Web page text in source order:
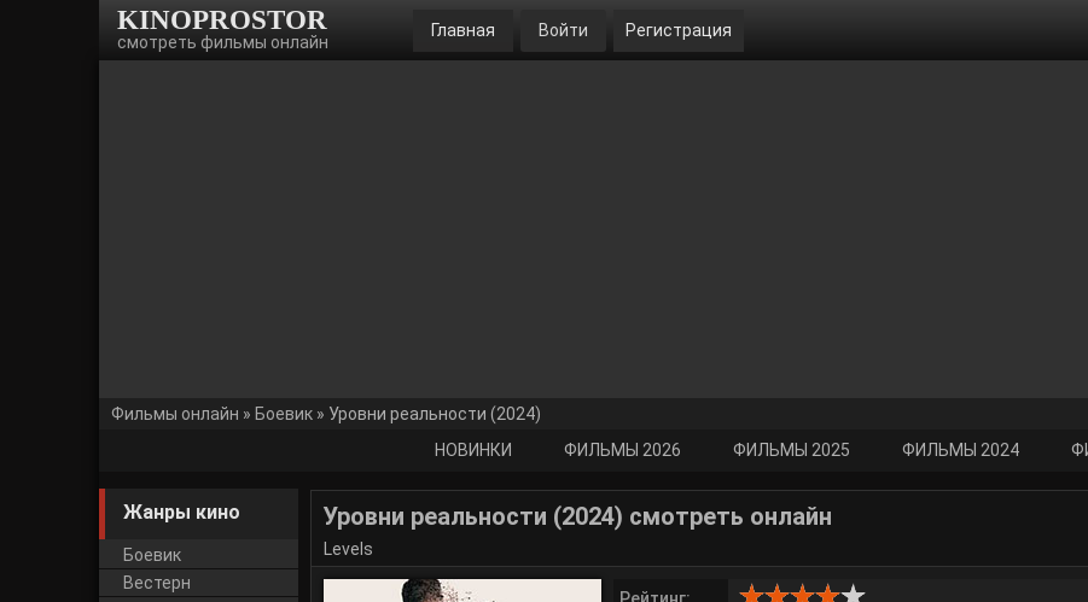
KINOPROSTOR
смотреть фильмы онлайн
Главная Войти Регистрация
Фильмы онлайн » Боевик » Уровни реальности (2024)
НОВИНКИ
ФИЛЬМЫ 2026 ФИЛЬМЫ 2025 ФИЛЬМЫ 2024
Уровни реальности (2024) смотреть онлайн
Levels
Жанры кино
Боевик
Вестерн